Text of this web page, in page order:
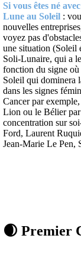
Si vous êtes né
Lune au Soleil :
nouvelles
voyez pas
une situation (Soleil
Soli-Lunaire, qui a
fonction du signe
Soleil qui dominera
dans les signes
Cancer par
Lion ou le Bélier
concentration sur
Ford, Laurent
Jean-Marie Le Pen,
🌒 Premier